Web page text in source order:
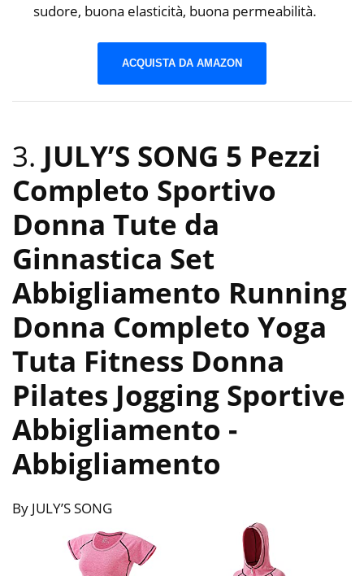
sudore, buona elasticità, buona permeabilità.
ACQUISTA DA AMAZON
3. JULY’S SONG 5 Pezzi
Completo Sportivo
Donna Tute da
Ginnastica Set
Abbigliamento Running
Donna Completo Yoga
Tuta Fitness Donna
Pilates Jogging Sportive
Abbigliamento -
Abbigliamento
By JULY’S SONG